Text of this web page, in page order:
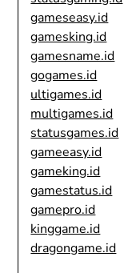
gameseasy.id
gamesking.id
gamesname.id
gogames.id
ultigames.id
multigames.id
statusgames.id
gameeasy.id
gameking.id
gamestatus.id
gamepro.id
kinggame.id
dragongame.id